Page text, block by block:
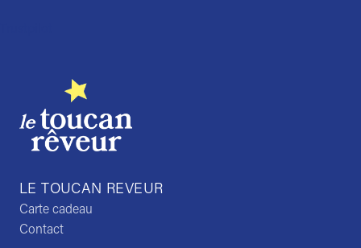
LE TOUCAN REVEUR
Carte cadeau
Contact